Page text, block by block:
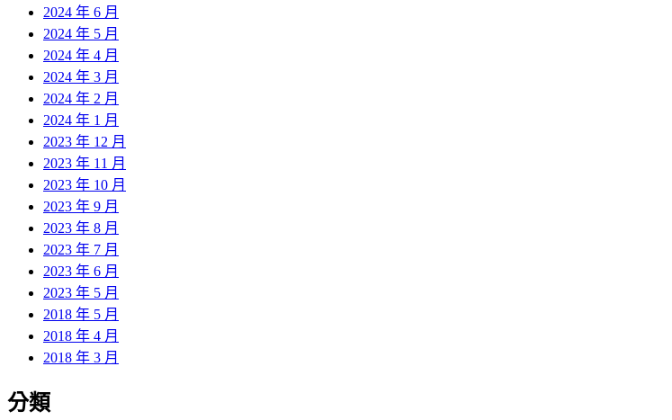
2024 年 6 月
2024 年 5 月
2024 年 4 月
2024 年 3 月
2024 年 2 月
2024 年 1 月
2023 年 12 月
2023 年 11 月
2023 年 10 月
2023 年 9 月
2023 年 8 月
2023 年 7 月
2023 年 6 月
2023 年 5 月
2018 年 5 月
2018 年 4 月
2018 年 3 月
分類